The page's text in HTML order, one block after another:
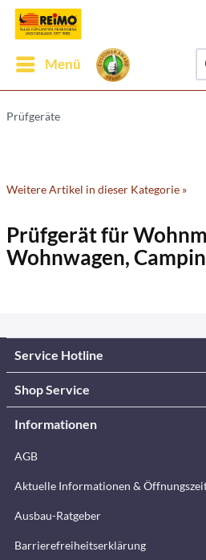
Menü
Prüfgeräte
Weitere Artikel in dieser Kategorie »
Prüfgerät für
Wohnwagen,
Service Hotline
Shop Service
Informationen
AGB
Aktuelle Informationen &
Ausbau-Ratgeber
Barrierefreiheitserklärung